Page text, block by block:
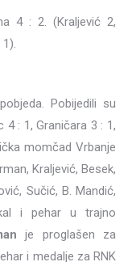
4 : 2. (Kraljević 2,
Pobijedili su
4 : 1, Graničara 3 : 1,
momčad Vrbanje
Kraljević, Besek,
Sučić, B. Mandić,
i pehar u trajno
je proglašen za
i medalje za RNK